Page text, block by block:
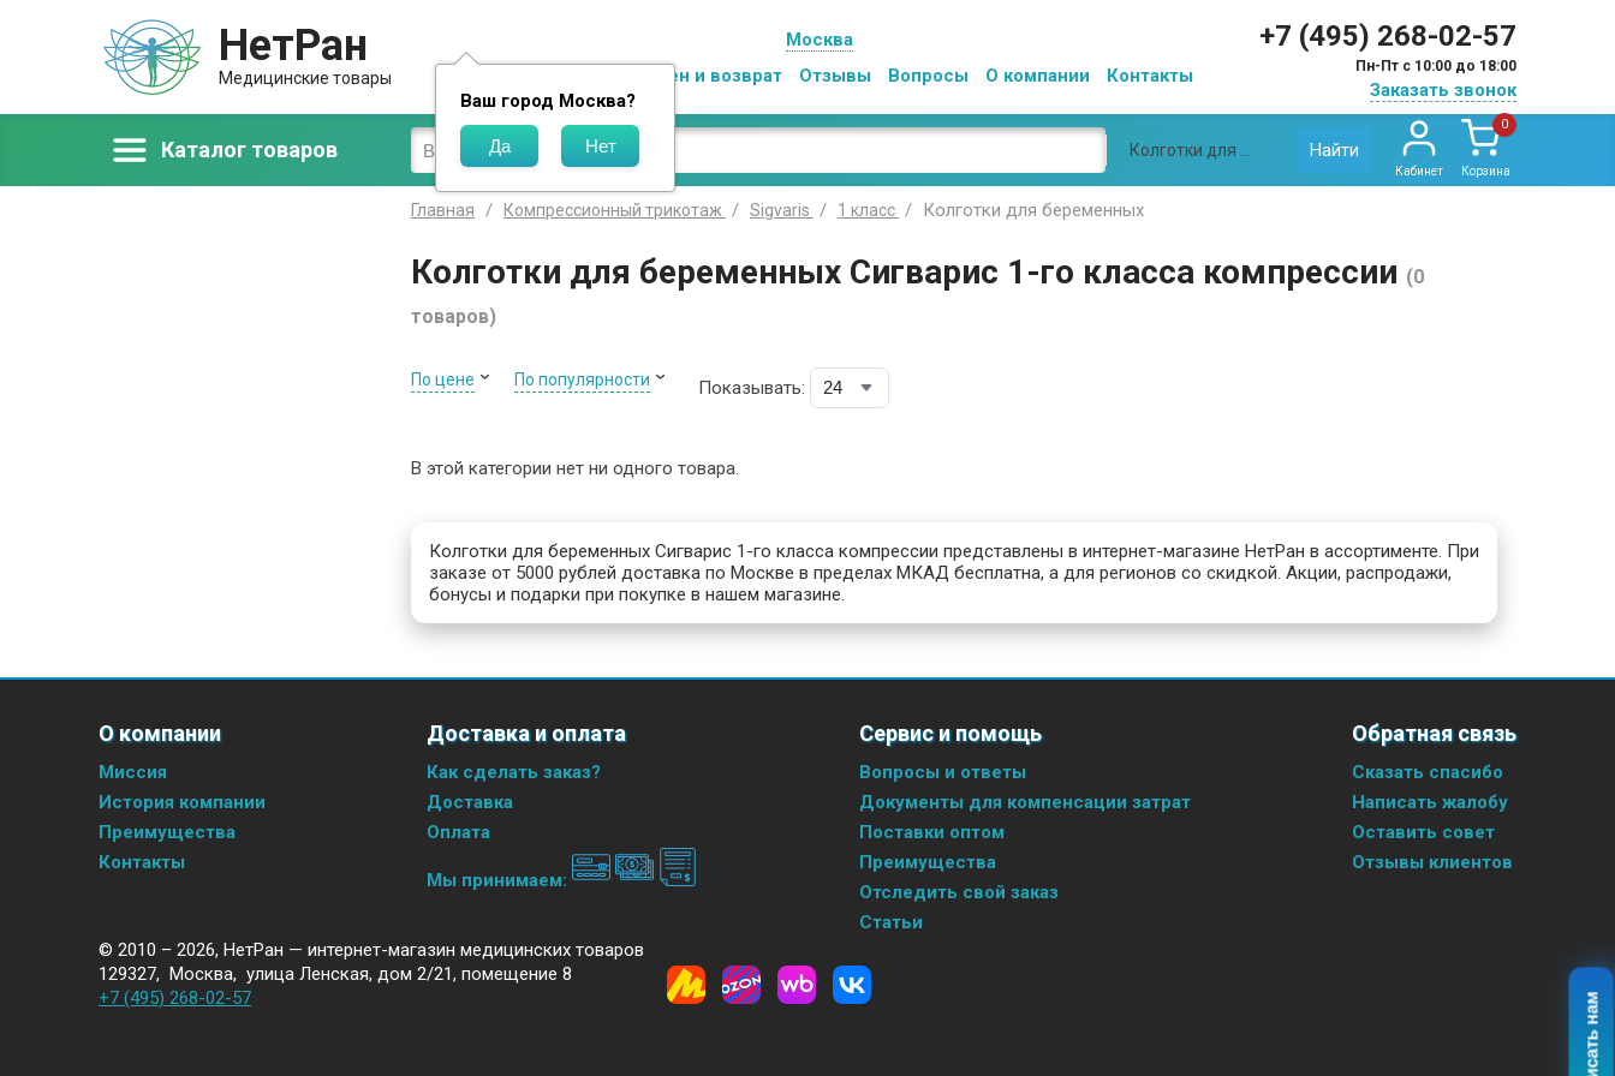
НетРан
Медицинские товары
Москва
Ваш город Москва?
Обмен и возврат Отзывы Вопросы О компании Контакты
+7 (495) 268-02-57
Пн-Пт с 10:00 до 18:00
Заказать звонок
Каталог товаров Найти
Кабинет
0
Корзина
Главная Компрессионный трикотаж Sigvaris 1 класс Колготки для беременных
Колготки для беременных Сигварис 1-го класса компрессии (0
товаров)
По цене По популярности Показывать:
В этой категории нет ни одного товара.
Колготки для беременных Сигварис 1-го класса компрессии представлены в интернет-магазине НетРан в ассортименте. При
заказе от 5000 рублей доставка по Москве в пределах МКАД бесплатна, а для регионов со скидкой. Акции, распродажи,
бонусы и подарки при покупке в нашем магазине.
О компании
Миссия
История компании
Преимущества
Контакты
Доставка и оплата
Как сделать заказ?
Доставка
Оплата
Мы принимаем:
Сервис и помощь
Вопросы и ответы
Документы для компенсации затрат
Поставки оптом
Преимущества
Отследить свой заказ
Статьи
Обратная связь
Сказать спасибо
Написать жалобу
Оставить совет
Отзывы клиентов
© 2010 – 2026, НетРан — интернет-магазин медицинских товаров
129327, Москва, улица Ленская, дом 2/21, помещение 8
+7 (495) 268-02-57